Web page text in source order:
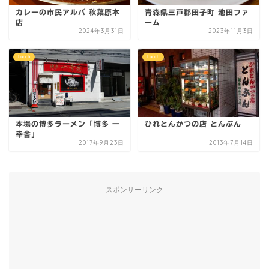
カレーの市民アルバ 秋葉原本
店
2024年3月31日
青森県三戸郡田子町 池田ファ
ーム
2023年11月3日
Lunch
本場の博多ラーメン「博多 一
幸舎」
2017年9月23日
Lunch
ひれとんかつの店 とんぶん
2013年7月14日
スポンサーリンク